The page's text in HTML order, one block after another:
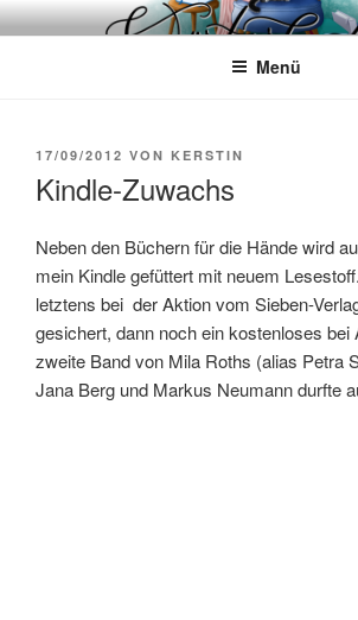
Zum
InhaltWÖRTERKATZE
Von Büchern erzählen
Menü
VERÖFFENTLICHT
17/09/2012 VON KERSTIN
Kindle-Zuwachs
Neben den Büchern für die Hände wird
mein Kindle gefüttert mit neuem
letztens bei der Aktion vom Sieben-
gesichert, dann noch ein kostenloses bei
zweite Band von Mila Roths (alias Petra
Jana Berg und Markus Neumann durfte